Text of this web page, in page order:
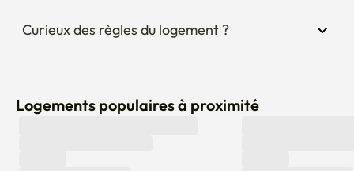
Curieux des règles du logement ?
Logements populaires à proximité